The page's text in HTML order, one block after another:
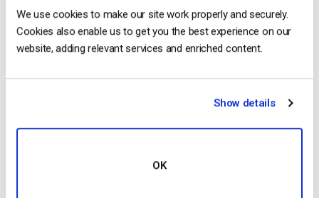
We use cookies to make our site work properly and securely.
Cookies also enable us to get you the best experience on our
website, adding relevant services and enriched content.
Show details
OK
Las mejores plataformas de vídeo OTT
teniendo en cuenta las